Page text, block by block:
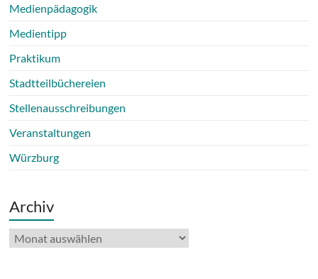
Medienpädagogik
Medientipp
Praktikum
Stadtteilbüchereien
Stellenausschreibungen
Veranstaltungen
Würzburg
Archiv
Archiv